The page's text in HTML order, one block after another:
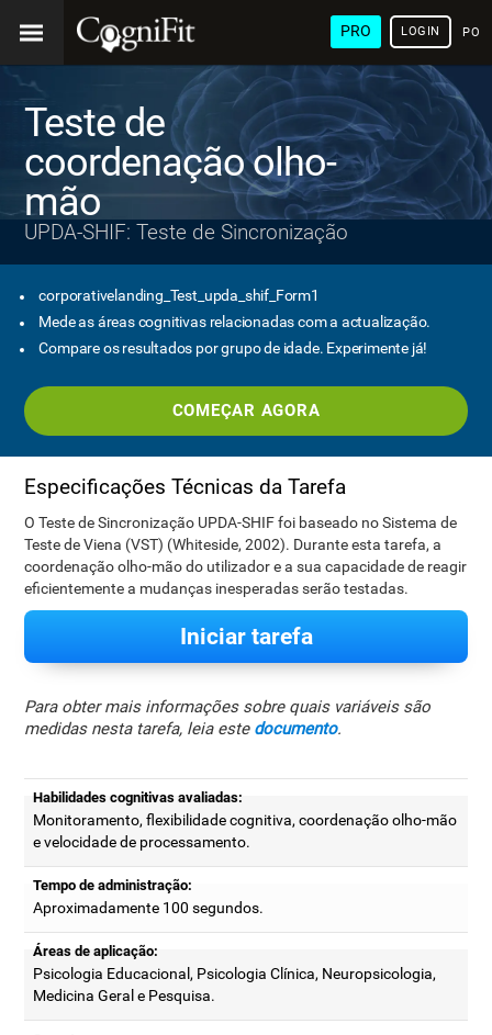
PRO LOGIN
Teste de
coordenação olho-
mão
UPDA-SHIF: Teste de Sincronização
corporativelanding_Test_upda_shif_Form1
Mede as áreas cognitivas relacionadas com a actualização.
Compare os resultados por grupo de idade. Experimente já!
COMEÇAR AGORA
Especificações Técnicas da Tarefa
O Teste de Sincronização UPDA-SHIF foi baseado no Sistema de
Teste de Viena (VST) (Whiteside, 2002). Durante esta tarefa, a
coordenação olho-mão do utilizador e a sua capacidade de reagir
eficientemente a mudanças inesperadas serão testadas.
Iniciar tarefa
Para obter mais informações sobre quais variáveis são
medidas nesta tarefa, leia este documento.
Habilidades cognitivas avaliadas:
Monitoramento, flexibilidade cognitiva, coordenação olho-mão
e velocidade de processamento.
Tempo de administração:
Aproximadamente 100 segundos.
Áreas de aplicação:
Psicologia Educacional, Psicologia Clínica, Neuropsicologia,
Medicina Geral e Pesquisa.